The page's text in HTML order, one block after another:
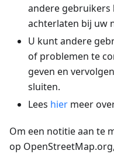
andere
achterlaten bij uw
U kunt andere
of problemen te
geven en
sluiten.
Lees hier meer
Om een notitie aan te
op